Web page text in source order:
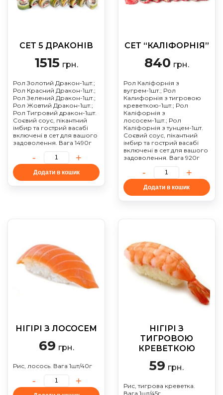
СЕТ 5 ДРАКОНІВ
1515 грн.
Рол Золотий Дракон-1шт.;
Рол Красний Дракон-1шт.;
Рол Зелений Дракон-1шт.;
Рол Жовтий Дракон-1шт.;
Рол Тигровий дракон-1шт.
Соєвий соус, пікантний
імбир та гострий васабі
включені в сет для вашого
задоволення. Вага 1490г
Додати в кошик
СЕТ “КАЛІФОРНІЯ”
840 грн.
Рол Каліфорнія з
вугрем-1шт.; Рол
Калифорнія з тигровою
креветкою-1шт.; Рол
Каліфорнія з
лососем-1шт.; Рол
Каліфорнія з тунцем-1шт.
Соєвий соус, пікантний
імбир та гострий васабі
включені в сет для вашого
задоволення. Вага 920г
Додати в кошик
НІГІРІ З ЛОСОСЕМ
69 грн.
Рис, лосось. Вага 1шт/40г
НІГІРІ З
ТИГРОВОЮ
КРЕВЕТКОЮ
59 грн.
Рис, тигрова креветка.
Вага 1шт/45г